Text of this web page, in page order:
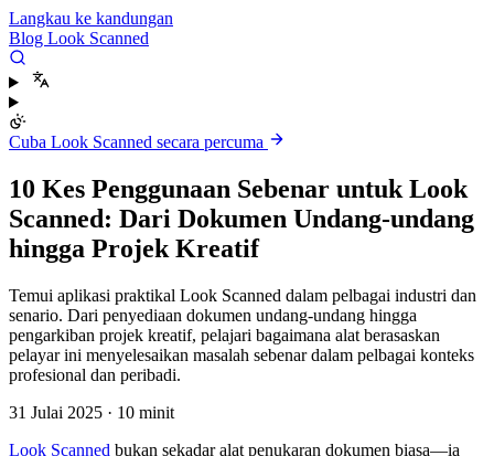
Langkau ke kandungan
Blog Look Scanned
Cuba Look Scanned secara percuma
10 Kes Penggunaan Sebenar untuk Look
Scanned: Dari Dokumen Undang-undang
hingga Projek Kreatif
Temui aplikasi praktikal Look Scanned dalam pelbagai industri dan
senario. Dari penyediaan dokumen undang-undang hingga
pengarkiban projek kreatif, pelajari bagaimana alat berasaskan
pelayar ini menyelesaikan masalah sebenar dalam pelbagai konteks
profesional dan peribadi.
31 Julai 2025 · 10 minit
Look Scanned bukan sekadar alat penukaran dokumen biasa—ia